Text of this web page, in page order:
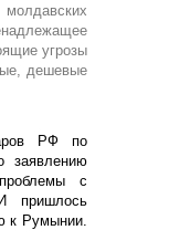
угрозы
дешевые
РФ по
заявлению
с
И пришлось
к Румынии.